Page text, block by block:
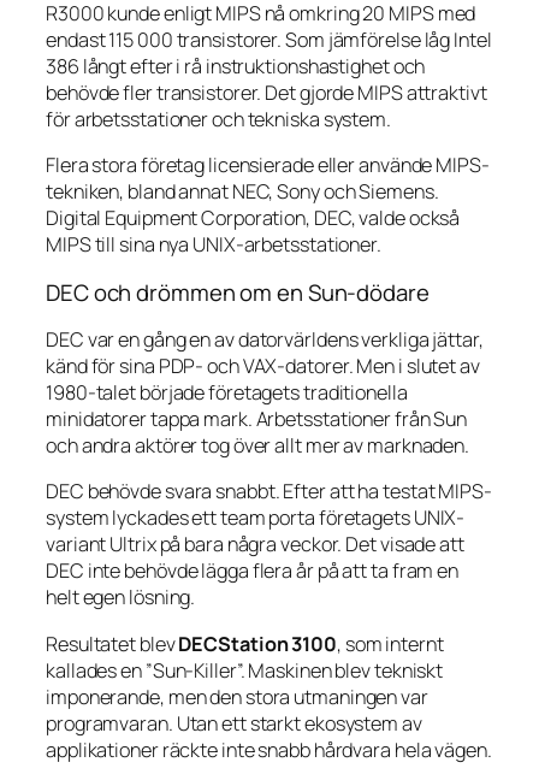
R3000 kunde enligt MIPS nå omkring 20 MIPS med
endast 115 000 transistorer. Som jämförelse låg Intel
386 långt efter i rå instruktionshastighet och
behövde fler transistorer. Det gjorde MIPS attraktivt
för arbetsstationer och tekniska system.
Flera stora företag licensierade eller använde MIPS-
tekniken, bland annat NEC, Sony och Siemens.
Digital Equipment Corporation, DEC, valde också
MIPS till sina nya UNIX-arbetsstationer.
DEC och drömmen om en Sun-dödare
DEC var en gång en av datorvärldens verkliga jättar,
känd för sina PDP- och VAX-datorer. Men i slutet av
1980-talet började företagets traditionella
minidatorer tappa mark. Arbetsstationer från Sun
och andra aktörer tog över allt mer av marknaden.
DEC behövde svara snabbt. Efter att ha testat MIPS-
system lyckades ett team porta företagets UNIX-
variant Ultrix på bara några veckor. Det visade att
DEC inte behövde lägga flera år på att ta fram en
helt egen lösning.
Resultatet blevDECStation 3100, som internt
kallades en ”Sun-Killer”. Maskinen blev tekniskt
imponerande, men den stora utmaningen var
programvaran. Utan ett starkt ekosystem av
applikationer räckte inte snabb hårdvara hela vägen.